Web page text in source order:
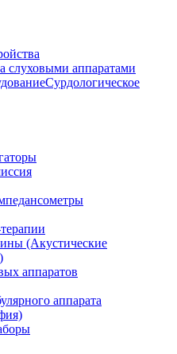
слуховыми аппаратами
Сурдологическое
(Акустические
аппаратов
аппарата